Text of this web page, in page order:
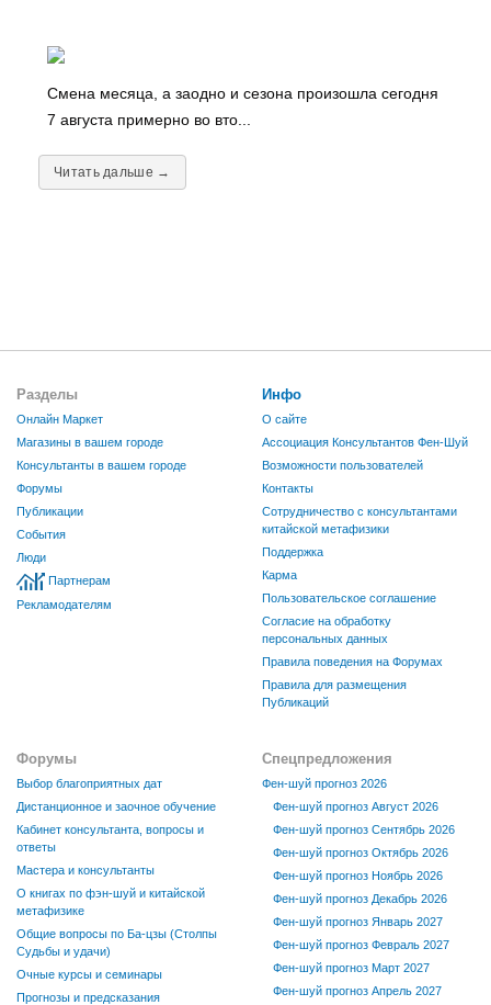
Смена месяца, а заодно и сезона произошла сегодня
7 августа примерно во вто...
Читать дальше →
Разделы
Онлайн Маркет
Магазины в вашем городе
Консультанты в вашем городе
Форумы
Публикации
События
Люди
Партнерам
Рекламодателям
Инфо
О сайте
Ассоциация Консультантов Фен-Шуй
Возможности пользователей
Контакты
Сотрудничество с консультантами
китайской метафизики
Поддержка
Карма
Пользовательское соглашение
Согласие на обработку
персональных данных
Правила поведения на Форумах
Правила для размещения
Публикаций
Форумы
Выбор благоприятных дат
Дистанционное и заочное обучение
Кабинет консультанта, вопросы и
ответы
Мастера и консультанты
О книгах по фэн-шуй и китайской
метафизике
Общие вопросы по Ба-цзы (Столпы
Судьбы и удачи)
Очные курсы и семинары
Прогнозы и предсказания
Спецпредложения
Фен-шуй прогноз 2026
Фен-шуй прогноз Август 2026
Фен-шуй прогноз Сентябрь 2026
Фен-шуй прогноз Октябрь 2026
Фен-шуй прогноз Ноябрь 2026
Фен-шуй прогноз Декабрь 2026
Фен-шуй прогноз Январь 2027
Фен-шуй прогноз Февраль 2027
Фен-шуй прогноз Март 2027
Фен-шуй прогноз Апрель 2027